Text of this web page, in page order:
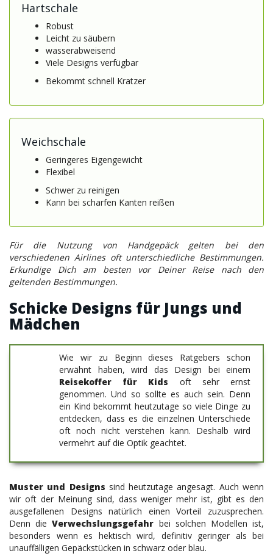
Hartschale
Robust
Leicht zu säubern
wasserabweisend
Viele Designs verfügbar
Bekommt schnell Kratzer
Weichschale
Geringeres Eigengewicht
Flexibel
Schwer zu reinigen
Kann bei scharfen Kanten reißen
Für die Nutzung von Handgepäck gelten bei den
verschiedenen Airlines oft unterschiedliche Bestimmungen.
Erkundige Dich am besten vor Deiner Reise nach den
geltenden Bestimmungen.
Schicke Designs für Jungs und
Mädchen
Wie wir zu Beginn dieses Ratgebers schon
erwähnt haben, wird das Design bei einem
Reisekoffer für Kids oft sehr ernst
genommen. Und so sollte es auch sein. Denn
ein Kind bekommt heutzutage so viele Dinge zu
entdecken, dass es die einzelnen Unterschiede
oft noch nicht verstehen kann. Deshalb wird
vermehrt auf die Optik geachtet.
Muster und Designs sind heutzutage angesagt. Auch wenn
wir oft der Meinung sind, dass weniger mehr ist, gibt es den
ausgefallenen Designs natürlich einen Vorteil zuzusprechen.
Denn dieVerwechslungsgefahr bei solchen Modellen ist,
besonders wenn es hektisch wird, definitiv geringer als bei
unauffälligen Gepäckstücken in schwarz oder blau.